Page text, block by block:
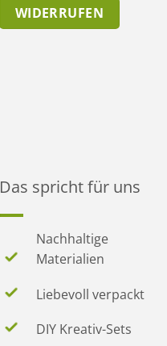
WIDERRUFEN
Das spricht für uns
Nachhaltige
Materialien
Liebevoll verpackt
DIY Kreativ-Sets